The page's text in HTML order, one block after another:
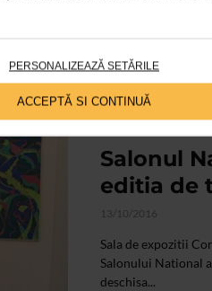
PERSONALIZEAZĂ SETĂRILE
ACCEPTĂ SI CONTINUĂ
Salonul
editia de
13/10/2016
Sala de expozitii
Salonului National
deschisa...